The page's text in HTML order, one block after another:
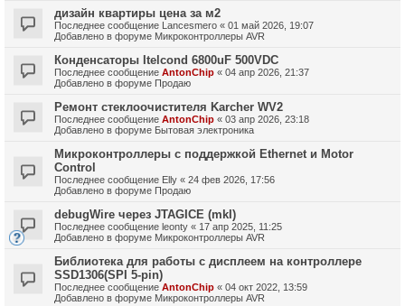
дизайн квартиры цена за м2
Последнее сообщение Lancesmero « 01 май 2026, 19:07
Добавлено в форуме Микроконтроллеры AVR
Конденсаторы Itelcond 6800uF 500VDC
Последнее сообщение AntonChip « 04 апр 2026, 21:37
Добавлено в форуме Продаю
Ремонт стеклоочистителя Karcher WV2
Последнее сообщение AntonChip « 03 апр 2026, 23:18
Добавлено в форуме Бытовая электроника
Микроконтроллеры с поддержкой Ethernet и Motor
Control
Последнее сообщение Elly « 24 фев 2026, 17:56
Добавлено в форуме Продаю
debugWire через JTAGICE (mkI)
Последнее сообщение leonty « 17 апр 2025, 11:25
Добавлено в форуме Микроконтроллеры AVR
Библиотека для работы с дисплеем на контроллере
SSD1306(SPI 5-pin)
Последнее сообщение AntonChip « 04 окт 2022, 13:59
Добавлено в форуме Микроконтроллеры AVR